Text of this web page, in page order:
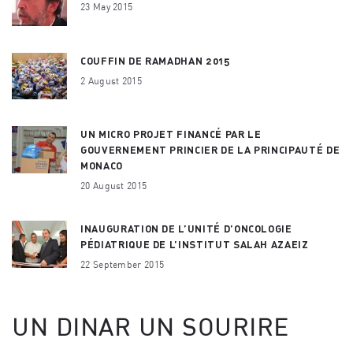
23 May 2015
COUFFIN DE RAMADHAN 2015
2 August 2015
UN MICRO PROJET FINANCÉ PAR LE
GOUVERNEMENT PRINCIER DE LA PRINCIPAUTÉ DE
MONACO
20 August 2015
INAUGURATION DE L’UNITÉ D’ONCOLOGIE
PÉDIATRIQUE DE L’INSTITUT SALAH AZAEIZ
22 September 2015
UN DINAR UN SOURIRE